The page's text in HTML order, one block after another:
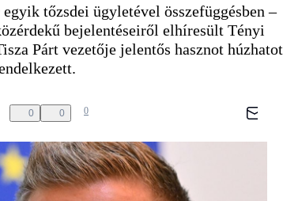
tőzsdei ügyletével összefüggésben –
bejelentéseiről elhíresült Tényi
Párt vezetője jelentős hasznot
0 0 0